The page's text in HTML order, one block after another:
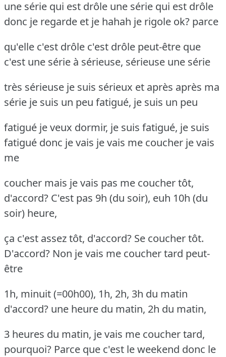
une série qui est drôle une série qui est drôle
donc je regarde et je hahah je rigole ok? parce
qu'elle c'est drôle c'est drôle peut-être que
c'est une série à sérieuse, sérieuse une série
très sérieuse je suis sérieux et après après ma
série je suis un peu fatigué, je suis un peu
fatigué je veux dormir, je suis fatigué, je suis
fatigué donc je vais je vais me coucher je vais
me
coucher mais je vais pas me coucher tôt,
d'accord? C'est pas 9h (du soir), euh 10h (du
soir) heure,
ça c'est assez tôt, d'accord? Se coucher tôt.
D'accord? Non je vais me coucher tard peut-
être
1h, minuit (=00h00), 1h, 2h, 3h du matin
d'accord? une heure du matin, 2h du matin,
3 heures du matin, je vais me coucher tard,
pourquoi? Parce que c'est le weekend donc le